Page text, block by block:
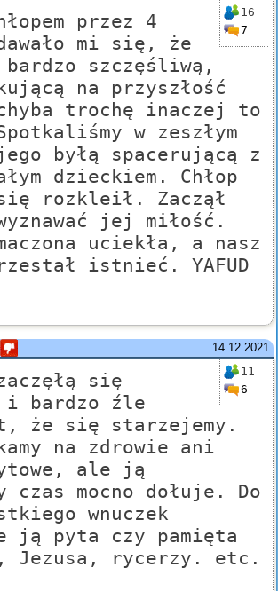
16
7
przez 4
mi się, że
bardzo szczęśliwą,
na przyszłość
trochę inaczej to
w zeszłym
byłą spacerującą z
dzieckiem. Chłop
rozkleił. Zaczął
jej miłość.
uciekła, a nasz
istnieć. YAFUD
14.12.2021
11
6
się
i bardzo źle
że się starzejemy.
na zdrowie ani
ale ją
czas mocno dołuje. Do
wnuczek
ją pyta czy pamięta
Jezusa, rycerzy. etc.